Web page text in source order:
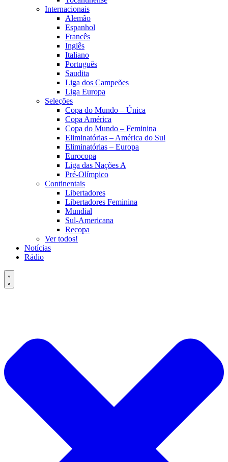
Internacionais
Alemão
Espanhol
Francês
Inglês
Italiano
Português
Saudita
Liga dos Campeões
Liga Europa
Seleções
Copa do Mundo – Única
Copa América
Copa do Mundo – Feminina
Eliminatórias – América do Sul
Eliminatórias – Europa
Eurocopa
Liga das Nações A
Pré-Olímpico
Continentais
Libertadores
Libertadores Feminina
Mundial
Sul-Americana
Recopa
Ver todos!
Notícias
Rádio